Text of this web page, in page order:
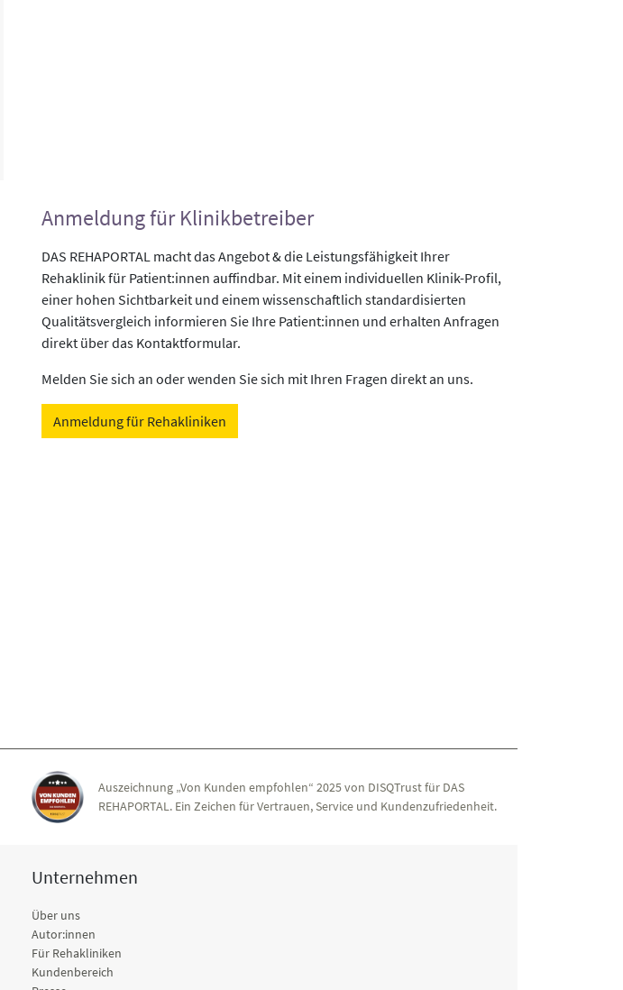
Anmeldung für Klinikbetreiber
DAS REHAPORTAL macht das Angebot & die Leistungsfähigkeit Ihrer
Rehaklinik für Patient:innen auffindbar. Mit einem individuellen Klinik-Profil,
einer hohen Sichtbarkeit und einem wissenschaftlich standardisierten
Qualitätsvergleich informieren Sie Ihre Patient:innen und erhalten Anfragen
direkt über das Kontaktformular.
Melden Sie sich an oder wenden Sie sich mit Ihren Fragen direkt an uns.
Anmeldung für Rehakliniken
Auszeichnung „Von Kunden empfohlen“ 2025 von DISQTrust für DAS
REHAPORTAL. Ein Zeichen für Vertrauen, Service und Kundenzufriedenheit.
Unternehmen
Über uns
Autor:innen
Für Rehakliniken
Kundenbereich